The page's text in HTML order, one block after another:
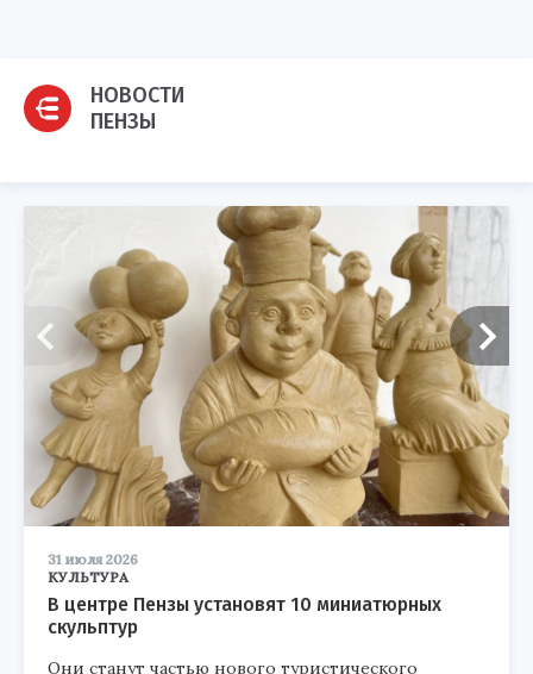
НОВОСТИ
ПЕНЗЫ
31 июля 2026
КУЛЬТУРА
В центре Пензы установят 10 миниатюрных
скульптур
Они станут частью нового туристического